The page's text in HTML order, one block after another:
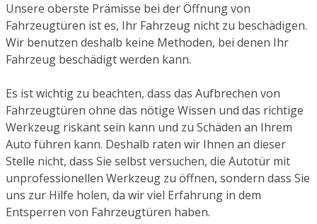
Unsere oberste Prämisse bei der Öffnung von
Fahrzeugtüren ist es, Ihr Fahrzeug nicht zu beschädigen.
Wir benutzen deshalb keine Methoden, bei denen Ihr
Fahrzeug beschädigt werden kann.
Es ist wichtig zu beachten, dass das Aufbrechen von
Fahrzeugtüren ohne das nötige Wissen und das richtige
Werkzeug riskant sein kann und zu Schäden an Ihrem
Auto führen kann. Deshalb raten wir Ihnen an dieser
Stelle nicht, dass Sie selbst versuchen, die Autotür mit
unprofessionellen Werkzeug zu öffnen, sondern dass Sie
uns zur Hilfe holen, da wir viel Erfahrung in dem
Entsperren von Fahrzeugtüren haben.